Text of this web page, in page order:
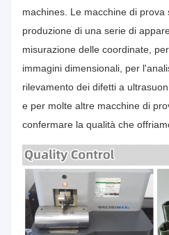
machines. Le macchine di
produzione di una serie di
misurazione delle coordinate,
immagini dimensionali, per
rilevamento dei difetti a
e per molte altre macchine di
confermare la qualità che